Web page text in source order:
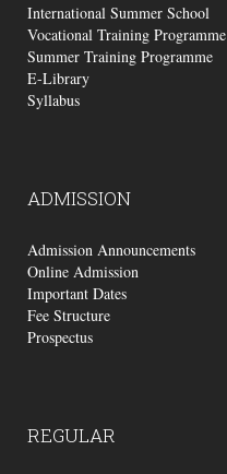
International Summer School
Vocational Training Programme
Summer Training Programme
E-Library
Syllabus
ADMISSION
Admission Announcements
Online Admission
Important Dates
Fee Structure
Prospectus
REGULAR